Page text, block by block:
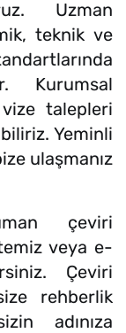
Uzman
teknik ve
Kurumsal
talepleri
Yeminli
ulaşmanız
çeviri
veya e-
Çeviri
rehberlik
adınıza